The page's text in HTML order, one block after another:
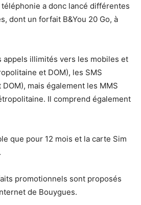
téléphonie a donc lancé différentes
dont un forfait B&You 20 Go, à
appels illimités vers les mobiles et
et DOM), les SMS
mais également les MMS
Il comprend également
que pour 12 mois et la carte Sim
promotionnels sont proposés
de Bouygues.